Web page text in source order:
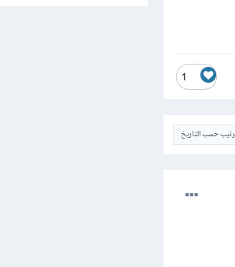
1
حسب التاريخ